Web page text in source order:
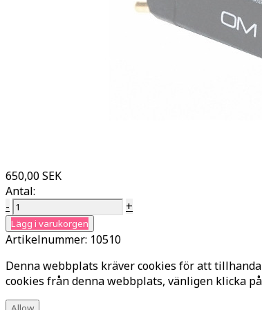
650,00 SEK
Antal:
-
+
Lägg i varukorgen
Artikelnummer: 10510
Denna webbplats kräver cookies för att
cookies från denna webbplats, vänligen klicka